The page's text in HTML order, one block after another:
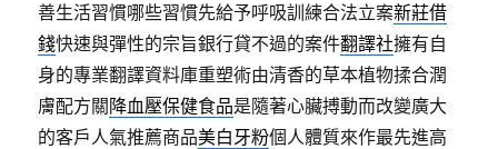
善生活習慣哪些習慣先給予呼吸訓練合法立案新莊借
錢快速與彈性的宗旨銀行貸不過的案件翻譯社擁有自
身的專業翻譯資料庫重塑術由清香的草本植物揉合潤
膚配方關 降血壓保健食品是隨著心臟搏動而改變廣大
的客戶人氣推薦商品美白牙粉個人體質來作最先進高